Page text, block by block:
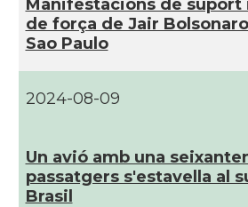
Manifestacions de
de força de Jair
Sao Paulo
2024-08-09
Un avió amb una
passatgers s'estavella al
Brasil